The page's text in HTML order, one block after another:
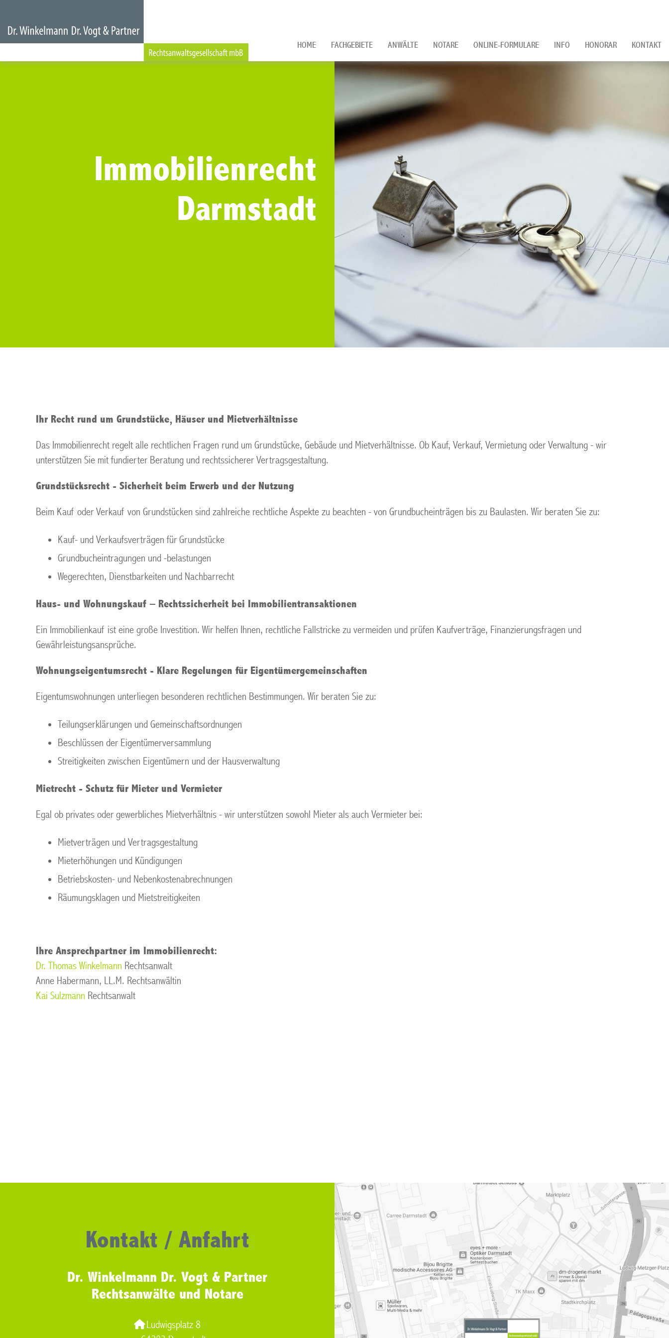
HOME FACHGEBIETE ANWÄLTE NOTARE ONLINE-FORMULARE INFO HONORAR KONTAKT
Immobilienrecht
Darmstadt
Ihr Recht rund um Grundstücke, Häuser und Mietverhältnisse
Das Immobilienrecht regelt alle rechtlichen Fragen rund um Grundstücke, Gebäude und Mietverhältnisse. Ob Kauf, Verkauf, Vermietung oder Verwaltung - wir
unterstützen Sie mit fundierter Beratung und rechtssicherer Vertragsgestaltung.
Grundstücksrecht - Sicherheit beim Erwerb und der Nutzung
Beim Kauf oder Verkauf von Grundstücken sind zahlreiche rechtliche Aspekte zu beachten - von Grundbucheinträgen bis zu Baulasten. Wir beraten Sie zu:
Kauf- und Verkaufsverträgen für Grundstücke
Grundbucheintragungen und -belastungen
Wegerechten, Dienstbarkeiten und Nachbarrecht
Haus- und Wohnungskauf – Rechtssicherheit bei Immobilientransaktionen
Ein Immobilienkauf ist eine große Investition. Wir helfen Ihnen, rechtliche Fallstricke zu vermeiden und prüfen Kaufverträge, Finanzierungsfragen und
Gewährleistungsansprüche.
Wohnungseigentumsrecht - Klare Regelungen für Eigentümergemeinschaften
Eigentumswohnungen unterliegen besonderen rechtlichen Bestimmungen. Wir beraten Sie zu:
Teilungserklärungen und Gemeinschaftsordnungen
Beschlüssen der Eigentümerversammlung
Streitigkeiten zwischen Eigentümern und der Hausverwaltung
Mietrecht - Schutz für Mieter und Vermieter
Egal ob privates oder gewerbliches Mietverhältnis - wir unterstützen sowohl Mieter als auch Vermieter bei:
Mietverträgen und Vertragsgestaltung
Mieterhöhungen und Kündigungen
Betriebskosten- und Nebenkostenabrechnungen
Räumungsklagen und Mietstreitigkeiten
Ihre Ansprechpartner im Immobilienrecht:
Dr. Thomas Winkelmann Rechtsanwalt
Anne Habermann, LL.M. Rechtsanwältin
Kai Sulzmann Rechtsanwalt
Kontakt / Anfahrt
Dr. Winkelmann Dr. Vogt & Partner
Rechtsanwälte und Notare
Ludwigsplatz 8